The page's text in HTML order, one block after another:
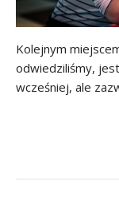
Kolejnym
odwiedziliśmy,
wcześniej, ale